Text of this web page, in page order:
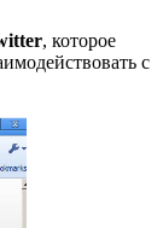
, которое
с